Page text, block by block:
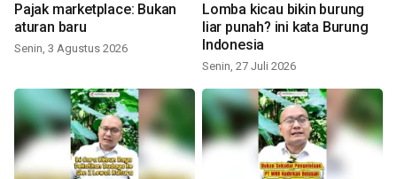
Pajak marketplace: Bukan
aturan baru
Senin, 3 Agustus 2026
Lomba kicau bikin burung
liar punah? ini kata Burung
Indonesia
Senin, 27 Juli 2026